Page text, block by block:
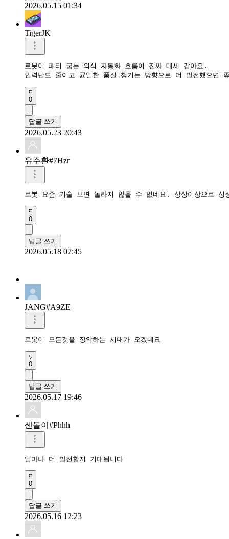
2026.05.15 01:34
TigerJK
로봇이 패티 굽는 외식 자동화 흐름이 진짜 대세 같아요.
인력난도 줄이고 균일한 품질 챙기는 방향으로 더 발전했으
0
답글 쓰기
2026.05.23 20:43
유주환#7Hzr
로봇 요즘 기술 보면 놀라지 않을 수 없네요. 상상이상으로
0
답글 쓰기
2026.05.18 07:45
JANG#A9ZE
로봇이 모든것을 장악하는 시대가 오겠네요
0
답글 쓰기
2026.05.17 19:46
센돌이#Phhh
얼마나 더 발전할지 기대됩니다
0
답글 쓰기
2026.05.16 12:23